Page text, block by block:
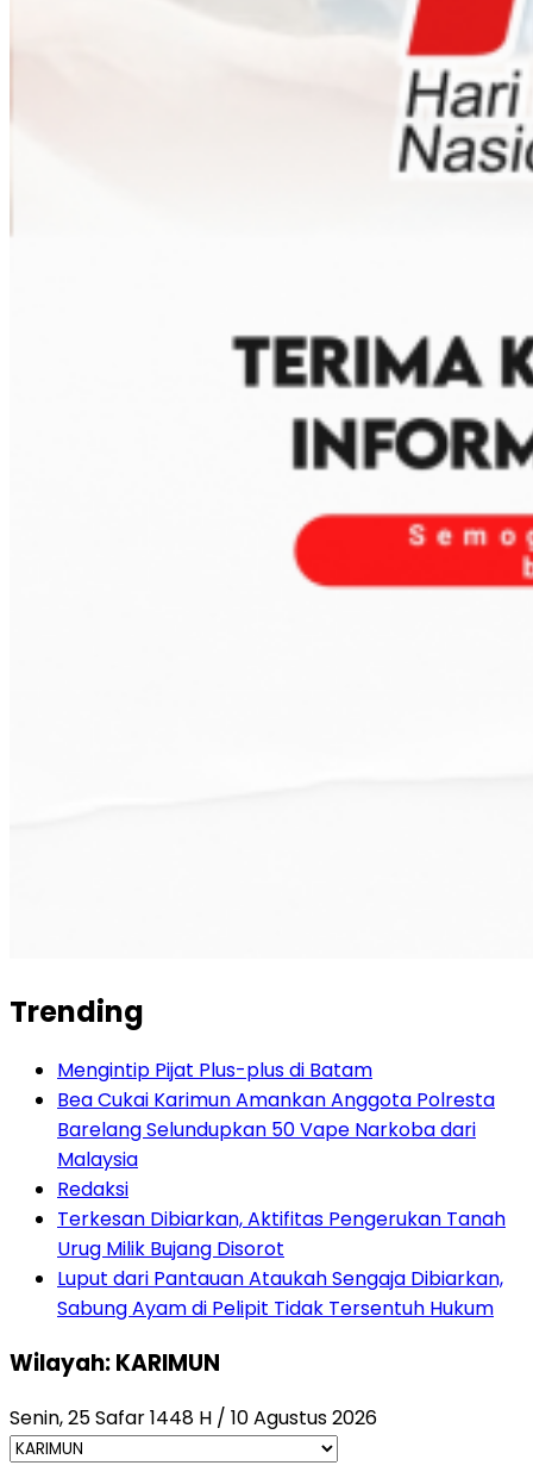
Trending
Mengintip Pijat Plus-plus di Batam
Bea Cukai Karimun Amankan Anggota Polresta
Barelang Selundupkan 50 Vape Narkoba dari
Malaysia
Redaksi
Terkesan Dibiarkan, Aktifitas Pengerukan Tanah
Urug Milik Bujang Disorot
Luput dari Pantauan Ataukah Sengaja Dibiarkan,
Sabung Ayam di Pelipit Tidak Tersentuh Hukum
Wilayah: KARIMUN
Senin, 25 Safar 1448 H / 10 Agustus 2026